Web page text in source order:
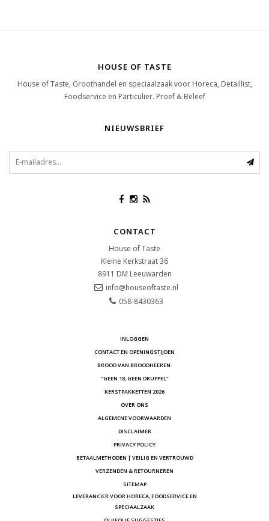
HOUSE OF TASTE
House of Taste, Groothandel en speciaalzaak voor Horeca, Detaillist,
Foodservice en Particulier. Proef & Beleef
NIEUWSBRIEF
CONTACT
House of Taste
Kleine Kerkstraat 36
8911 DM Leeuwarden
info@houseoftaste.nl
058-8430363
INLOGGEN
CONTACT EN OPENINGSTIJDEN
BROOD VAN BROODHEEREN.
"GEEN 18, GEEN DRUPPEL"
KERSTPAKKETTEN 2026
OVER ONS
ALGEMENE VOORWAARDEN
DISCLAIMER
PRIVACY POLICY
BETAALMETHODEN | VEILIG EN VERTROUWD
VERZENDEN & RETOURNEREN
SITEMAP
LEVERANCIER VOOR HORECA, FOODSERVICE EN
SPECIAALZAAK